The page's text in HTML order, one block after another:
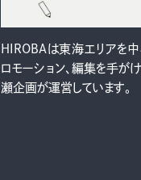
HIROBAは東海エリアを
ロモーション、編集を手が
瀬企画が運営しています。